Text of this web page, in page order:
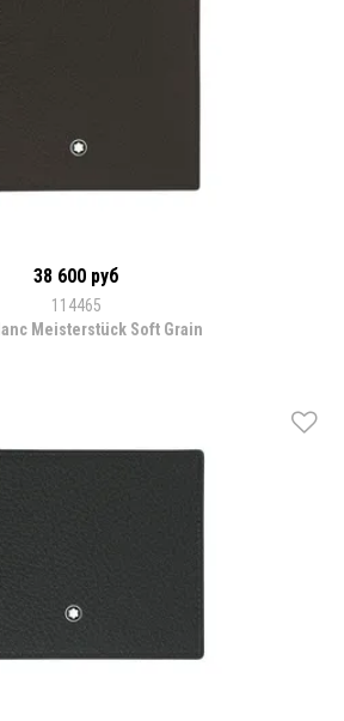
38 600 руб
114465
Meisterstück Soft Grain